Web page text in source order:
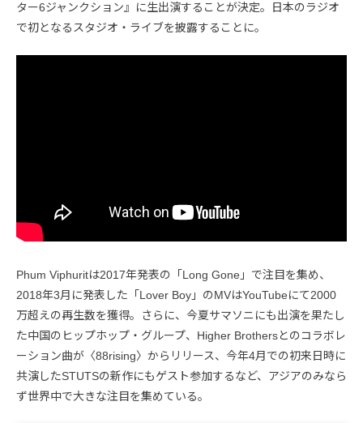
ター6ジャンクション』に生出演することが決定。日本のラジオ
で初となるスタジオ・ライブを披露することに。
Phum Viphuritは2017年発表の「Long Gone」で注目を集め、
2018年3月に発表した「Lover Boy」のMVはYouTubeにて2000
万超えの再生数を獲得。さらに、今夏サマソニにも出演を果たし
た中国のヒップホップ・グループ、Higher Brothersとのコラボレ
ーション曲が〈88rising〉からリリース、今年4月での初来日時に
共演したSTUTSの新作にもゲスト参加するなど、アジアのみなら
ず世界中で大きな注目を集めている。